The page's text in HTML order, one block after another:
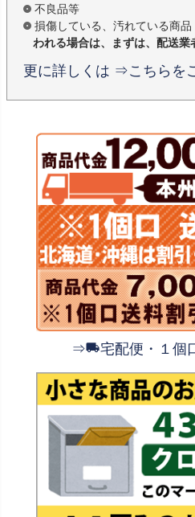
不良品等
損傷している、汚れている商品
われる場合は、まずは、配送業
更に詳しくは ⇒こちらを
⇒ 宅配便・１個